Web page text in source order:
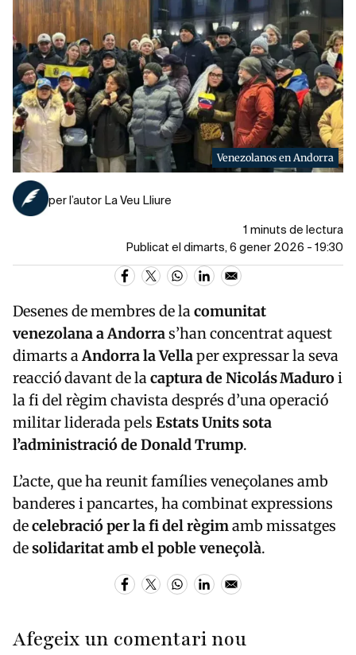
Venezolanos en Andorra
per l’autor La Veu Lliure
1 minuts de lectura
Publicat el dimarts, 6 gener 2026 - 19:30
Desenes de membres de lacomunitat
venezolana a Andorras’han concentrat aquest
dimarts aAndorra la Vellaper expressar la seva
reacció davant de lacaptura de Nicolás Maduroi
la fi del règim chavista després d’una operació
militar liderada pels Estats Units sota
l’administració de Donald Trump.
L’acte, que ha reunit famílies veneçolanes amb
banderes i pancartes, ha combinat expressions
decelebració per la fi del règimamb missatges
desolidaritat amb el poble veneçolà.
Afegeix un comentari nou